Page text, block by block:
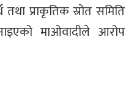
प्राकृतिक स्रोत समिति
माओवादीले आरोप